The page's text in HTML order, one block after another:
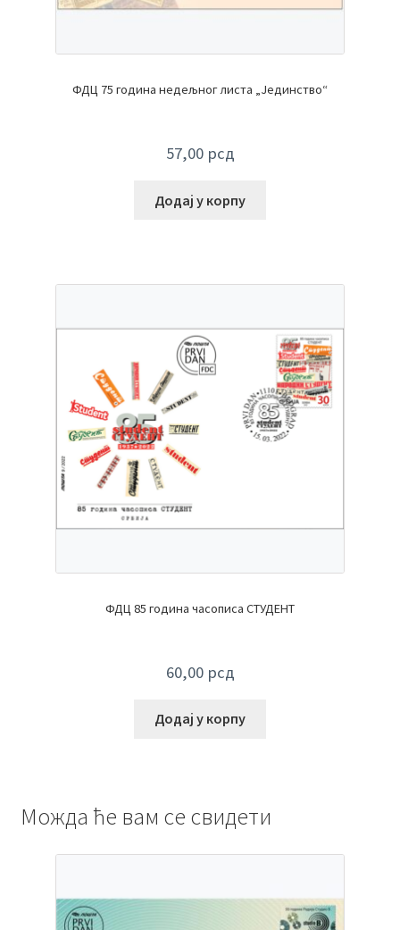
ФДЦ 75 година недељног листа „Јединство“
57,00 рсд
Додај у корпу
ФДЦ 85 година часописа СТУДЕНТ
60,00 рсд
Додај у корпу
Можда ће вам се свидети